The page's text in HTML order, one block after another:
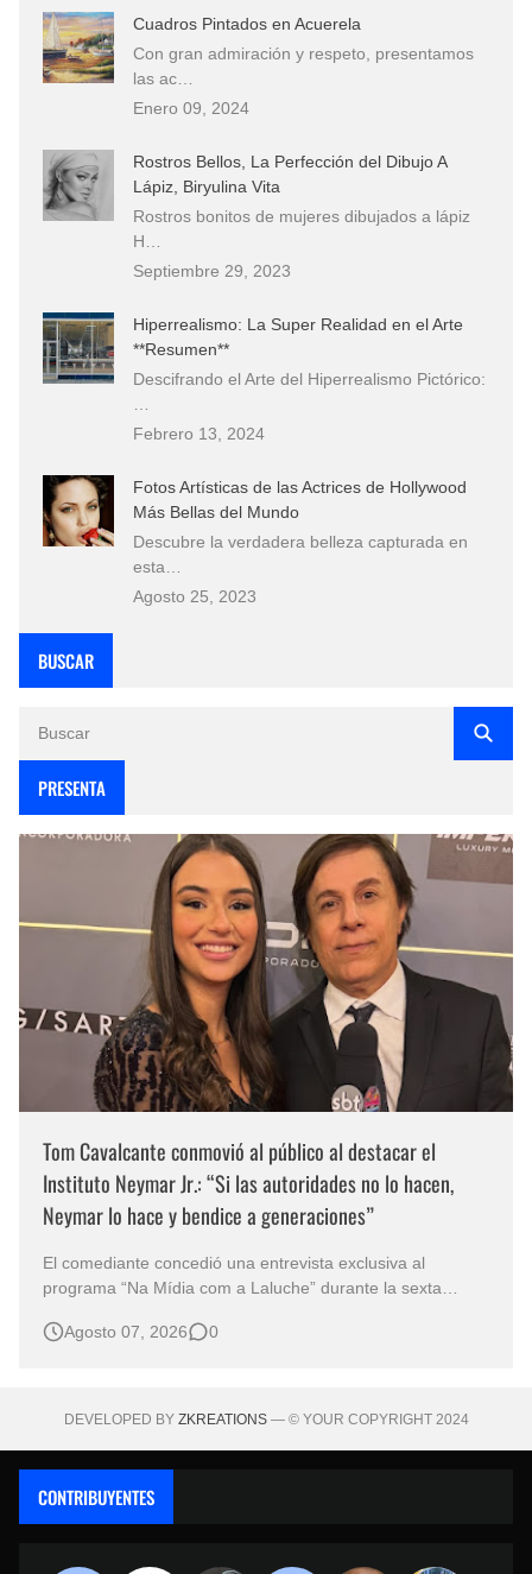
Cuadros Pintados en Acuerela
Con gran admiración y respeto, presentamos
las ac…
Enero 09, 2024
Rostros Bellos, La Perfección del Dibujo A
Lápiz, Biryulina Vita
Rostros bonitos de mujeres dibujados a lápiz
H…
Septiembre 29, 2023
Hiperrealismo: La Super Realidad en el Arte
**Resumen**
Descifrando el Arte del Hiperrealismo Pictórico:
Febrero 13, 2024
Fotos Artísticas de las Actrices de Hollywood
Más Bellas del Mundo
Descubre la verdadera belleza capturada en
esta…
Agosto 25, 2023
BUSCAR
PRESENTA
Tom Cavalcante conmovió al público al destacar el
Instituto Neymar Jr.: “Si las autoridades no lo hacen,
Neymar lo hace y bendice a generaciones”
El comediante concedió una entrevista exclusiva al
programa “Na Mídia com a Laluche” durante la sexta
eventos benéficos más importantes de Brasil. En medio del
Agosto 07, 2026 0
DEVELOPED BY ZKREATIONS— © YOUR COPYRIGHT 2024
CONTRIBUYENTES